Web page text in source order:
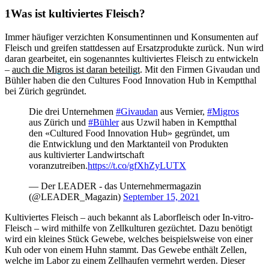
Was ist kultiviertes Fleisch?
Immer häufiger verzichten Konsumentinnen und Konsumenten auf
Fleisch und greifen stattdessen auf Ersatzprodukte zurück. Nun wird
daran gearbeitet, ein sogenanntes kultiviertes Fleisch zu entwickeln
– auch die Migros ist daran beteiligt. Mit den Firmen Givaudan und
Bühler haben die den Cultures Food Innovation Hub in Kemptthal
bei Zürich gegründet.
Die drei Unternehmen #Givaudan aus Vernier, #Migros
aus Zürich und #Bühleraus Uzwil haben in Kemptthal
den «Cultured Food Innovation Hub» gegründet, um
die Entwicklung und den Marktanteil von Produkten
aus kultivierter Landwirtschaft
voranzutreiben.https://t.co/gfXhZyLUTX
— Der LEADER - das Unternehmermagazin
(@LEADER_Magazin) September 15, 2021
Kultiviertes Fleisch – auch bekannt als Laborfleisch oder In-vitro-
Fleisch – wird mithilfe von Zellkulturen gezüchtet. Dazu benötigt
wird ein kleines Stück Gewebe, welches beispielsweise von einer
Kuh oder von einem Huhn stammt. Das Gewebe enthält Zellen,
welche im Labor zu einem Zellhaufen vermehrt werden. Dieser